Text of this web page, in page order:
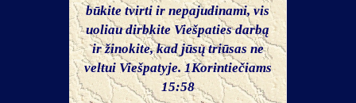
būkite tvirti ir nepajudinami, vis
uoliau dirbkite Viešpaties darbą
ir žinokite, kad jūsų triūsas ne
veltui Viešpatyje. 1Korintiečiams
15:58